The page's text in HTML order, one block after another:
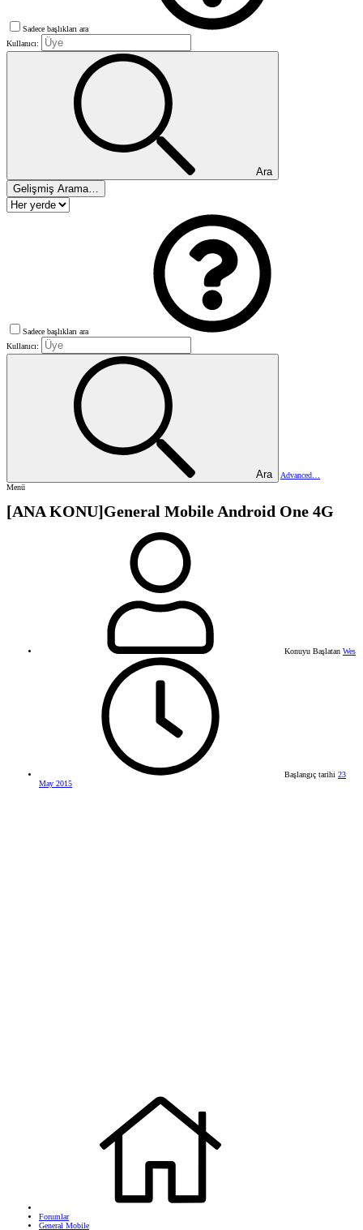
Sadece başlıkları ara
Kullanıcı:
Ara
Gelişmiş Arama…
Sadece başlıkları ara
Kullanıcı:
Ara
Advanced…
Menü
[ANA KONU]General Mobile Android One 4G
Konuyu Başlatan Wes
Başlangıç tarihi 23
May 2015
Forumlar
General Mobile